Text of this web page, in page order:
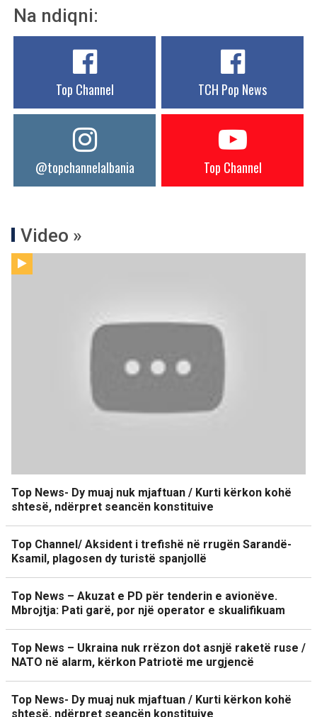
Na ndiqni:
Top Channel TCH Pop News
@topchannelalbania Top Channel
Video »
Top News- Dy muaj nuk mjaftuan / Kurti kërkon kohë
shtesë, ndërpret seancën konstituive
Top Channel/ Aksident i trefishë në rrugën Sarandë-
Ksamil, plagosen dy turistë spanjollë
Top News – Akuzat e PD për tenderin e avionëve.
Mbrojtja: Pati garë, por një operator e skualifikuam
Top News – Ukraina nuk rrëzon dot asnjë raketë ruse /
NATO në alarm, kërkon Patriotë me urgjencë
Top News- Dy muaj nuk mjaftuan / Kurti kërkon kohë
shtesë, ndërpret seancën konstituive